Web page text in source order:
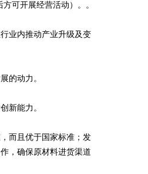
可开展经营活动）。。
业内推动产业升级及变
的动力。
新能力。
而且优于国家标准；发
，确保原材料进货渠道